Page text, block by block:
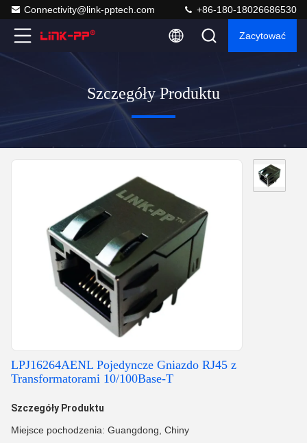
Connectivity@link-pptech.com +86-180-18026686530
Zacytować
Szczegóły Produktu
LPJ16264AENL Pojedyncze Gniazdo RJ45 z
Transformatorami 10/100Base-T
Szczegóły Produktu
Miejsce pochodzenia: Guangdong, Chiny